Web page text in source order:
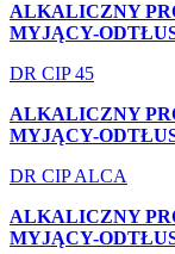
ALKALICZNY
MYJĄCY-
DR CIP 45
ALKALICZNY
MYJĄCY-
DR CIP ALCA
ALKALICZNY
MYJĄCY-